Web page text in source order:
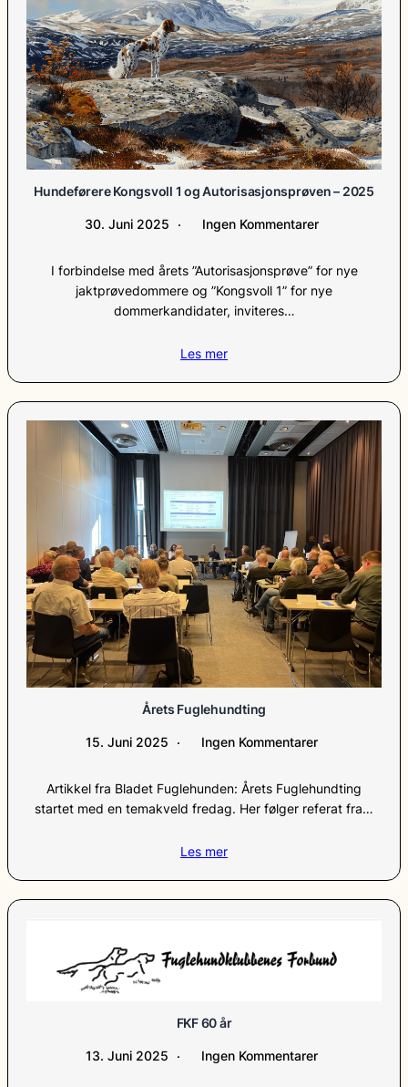
Hundeførere Kongsvoll 1 og Autorisasjonsprøven – 2025
30. Juni 2025 Ingen Kommentarer
I forbindelse med årets ”Autorisasjonsprøve” for nye
jaktprøvedommere og ”Kongsvoll 1” for nye
dommerkandidater, inviteres…
Les mer
Årets Fuglehundting
15. Juni 2025 Ingen Kommentarer
Artikkel fra Bladet Fuglehunden: Årets Fuglehundting
startet med en temakveld fredag. Her følger referat fra…
Les mer
FKF 60 år
13. Juni 2025 Ingen Kommentarer